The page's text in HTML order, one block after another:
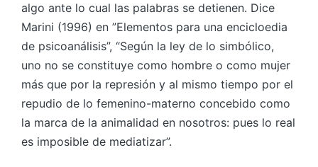
algo ante lo cual las palabras se detienen. Dice
Marini (1996) en ”Elementos para una encicloedia
de psicoanálisis”, “Según la ley de lo simbólico,
uno no se constituye como hombre o como mujer
más que por la represión y al mismo tiempo por el
repudio de lo femenino-materno concebido como
la marca de la animalidad en nosotros: pues lo real
es imposible de mediatizar”.